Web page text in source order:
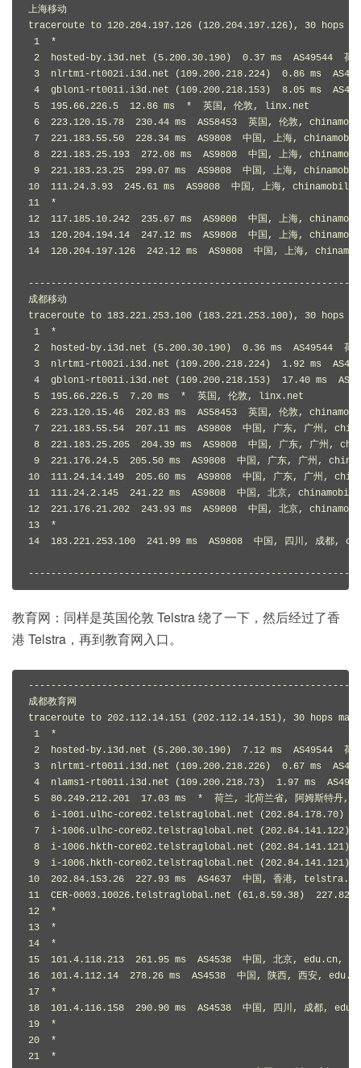
上海移动
traceroute to 120.204.197.126 (120.204.197.126), 30 hops
1  *
2  hosted-by.i3d.net (5.200.30.190)  0.37 ms  AS49544  荷
3  nlrtm1-rt002i.i3d.net (109.200.218.224)  0.86 ms
4  gblon1-rt001i.i3d.net (109.200.218.153)  8.05 ms
5  195.66.226.5  12.86 ms  *  英国, 伦敦, linx.net
6  223.120.15.78  230.44 ms  AS58453  英国, 伦敦,
7  221.183.55.50  228.34 ms  AS9808  中国, 上海,
8  221.183.25.193  272.08 ms  AS9808  中国, 上海,
9  221.183.23.25  299.07 ms  AS9808  中国, 上海,
10  111.24.3.93  245.61 ms  AS9808  中国, 上海,
11  *
12  117.185.10.242  235.67 ms  AS9808  中国, 上海,
13  120.204.194.14  247.12 ms  AS9808  中国, 上海,
14  120.204.197.126  242.12 ms  AS9808  中国, 上海,
成都移动
traceroute to 183.221.253.100 (183.221.253.100), 30 hops
1  *
2  hosted-by.i3d.net (5.200.30.190)  0.36 ms  AS49544  荷
3  nlrtm1-rt002i.i3d.net (109.200.218.224)  1.92 ms
4  gblon1-rt001i.i3d.net (109.200.218.153)  17.40 ms
5  195.66.226.5  7.20 ms  *  英国, 伦敦, linx.net
6  223.120.15.46  202.83 ms  AS58453  英国, 伦敦,
7  221.183.55.54  207.11 ms  AS9808  中国, 广东, 广州,
8  221.183.25.205  204.39 ms  AS9808  中国, 广东, 广州,
9  221.176.24.5  205.50 ms  AS9808  中国, 广东, 广州,
10  111.24.14.149  205.60 ms  AS9808  中国, 广东, 广州,
11  111.24.2.145  241.22 ms  AS9808  中国, 北京,
12  221.176.21.202  243.93 ms  AS9808  中国, 北京,
13  *
14  183.221.253.100  241.99 ms  AS9808  中国, 四川, 成都,
教育网：同样是英国伦敦 Telstra 绕了一下，然后经过了香
港 Telstra，再到教育网入口。
成都教育网
traceroute to 202.112.14.151 (202.112.14.151), 30 hops
1  *
2  hosted-by.i3d.net (5.200.30.190)  7.12 ms  AS49544  荷
3  nlrtm1-rt001i.i3d.net (109.200.218.226)  0.67 ms
4  nlams1-rt001i.i3d.net (109.200.218.73)  1.97 ms
5  80.249.212.201  17.03 ms  *  荷兰, 北荷兰省, 阿姆斯特丹,
6  i-1001.ulhc-core02.telstraglobal.net (202.84.178.70)
7  i-1006.ulhc-core02.telstraglobal.net (202.84.141.122)
8  i-1006.hkth-core02.telstraglobal.net (202.84.141.121)
9  i-1006.hkth-core02.telstraglobal.net (202.84.141.121)
10  202.84.153.26  227.93 ms  AS4637  中国, 香港,
11  CER-0003.10026.telstraglobal.net (61.8.59.38)  227.82
12  *
13  *
14  *
15  101.4.118.213  261.95 ms  AS4538  中国, 北京, edu.cn, 教
16  101.4.112.14  278.26 ms  AS4538  中国, 陕西, 西安,
17  *
18  101.4.116.158  290.90 ms  AS4538  中国, 四川, 成都,
19  *
20  *
21  *